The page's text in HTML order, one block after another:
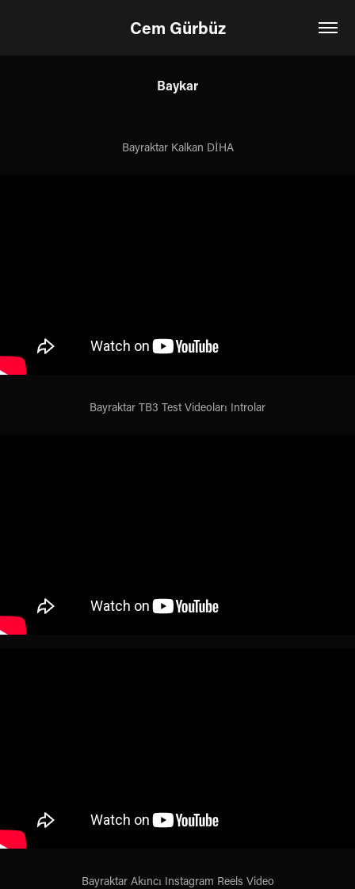
Cem Gürbüz
Baykar
Bayraktar Kalkan DİHA
Bayraktar TB3 Test Videoları Introlar
Bayraktar Akıncı Instagram Reels Video